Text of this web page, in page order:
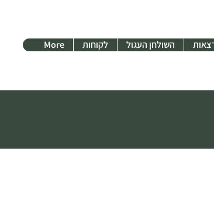
השולחן העגול לקוחות More